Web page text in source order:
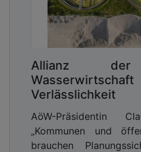
Allianz der
Verlässlichkeit
AöW-Präsidentin
„Kommunen und
brauchen